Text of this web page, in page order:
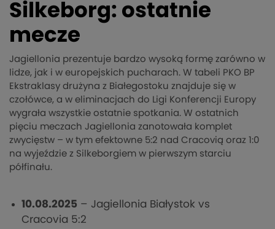
Silkeborg: ostatnie
mecze
Jagiellonia prezentuje bardzo wysoką formę zarówno w
lidze, jak i w europejskich pucharach. W tabeli PKO BP
Ekstraklasy drużyna z Białegostoku znajduje się w
czołówce, a w eliminacjach do Ligi Konferencji Europy
wygrała wszystkie ostatnie spotkania. W ostatnich
pięciu meczach Jagiellonia zanotowała komplet
zwycięstw – w tym efektowne 5:2 nad Cracovią oraz 1:0
na wyjeździe z Silkeborgiem w pierwszym starciu
półfinału.
10.08.2025 – Jagiellonia Białystok vs
Cracovia 5:2